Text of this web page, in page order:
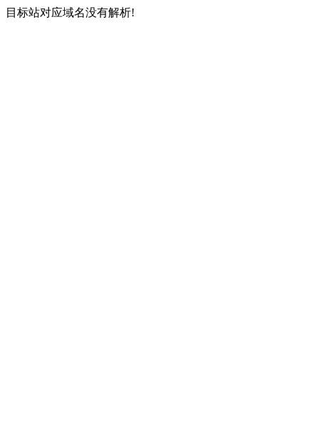
目标站对应域名没有解析!